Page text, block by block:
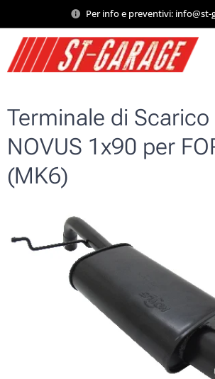
Per info e preventivi: info@st-
Terminale di
NOVUS 1x90 per
(MK6)